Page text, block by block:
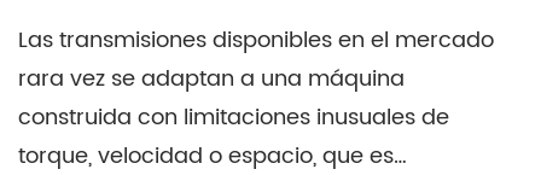
Las transmisiones disponibles en el mercado
rara vez se adaptan a una máquina
construida con limitaciones inusuales de
torque, velocidad o espacio, que es